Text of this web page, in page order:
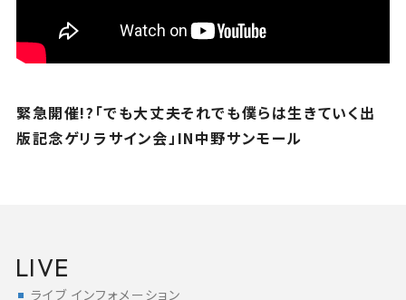
緊急開催!?「でも大丈夫それでも僕らは生きていく出
版記念ゲリラサイン会」IN中野サンモール
LIVE
ライブ インフォメーション